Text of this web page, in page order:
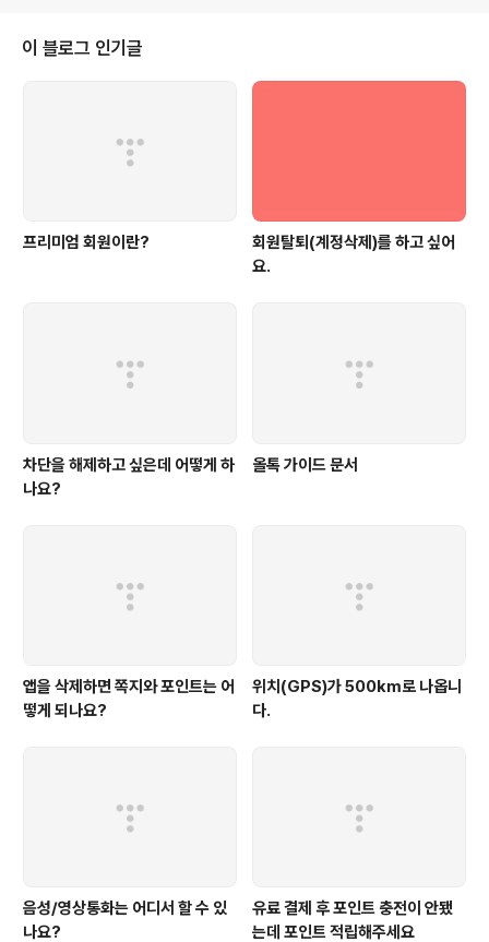
이 블로그 인기글
프리미엄 회원이란?
회원탈퇴(계정삭제)를 하고 싶어
요.
차단을 해제하고 싶은데 어떻게 하
나요?
올톡 가이드 문서
앱을 삭제하면 쪽지와 포인트는 어
떻게 되나요?
위치(GPS)가 500km로 나옵니
다.
음성/영상통화는 어디서 할 수 있
나요?
유료 결제 후 포인트 충전이 안됐
는데 포인트 적립해주세요